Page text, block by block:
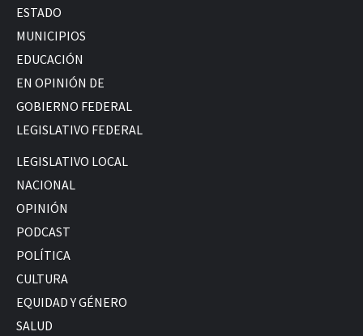
ESTADO
MUNICIPIOS
EDUCACIÓN
EN OPINIÓN DE
GOBIERNO FEDERAL
LEGISLATIVO FEDERAL
LEGISLATIVO LOCAL
NACIONAL
OPINIÓN
PODCAST
POLÍTICA
CULTURA
EQUIDAD Y GÉNERO
SALUD